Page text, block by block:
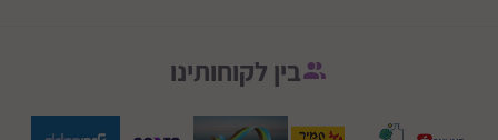
בין לקוחותינו